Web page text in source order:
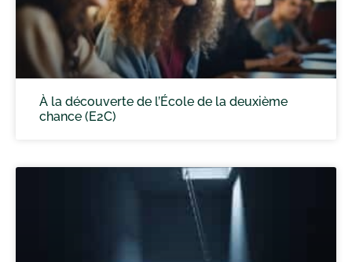
À la découverte de l’École de la deuxième
chance (E2C)